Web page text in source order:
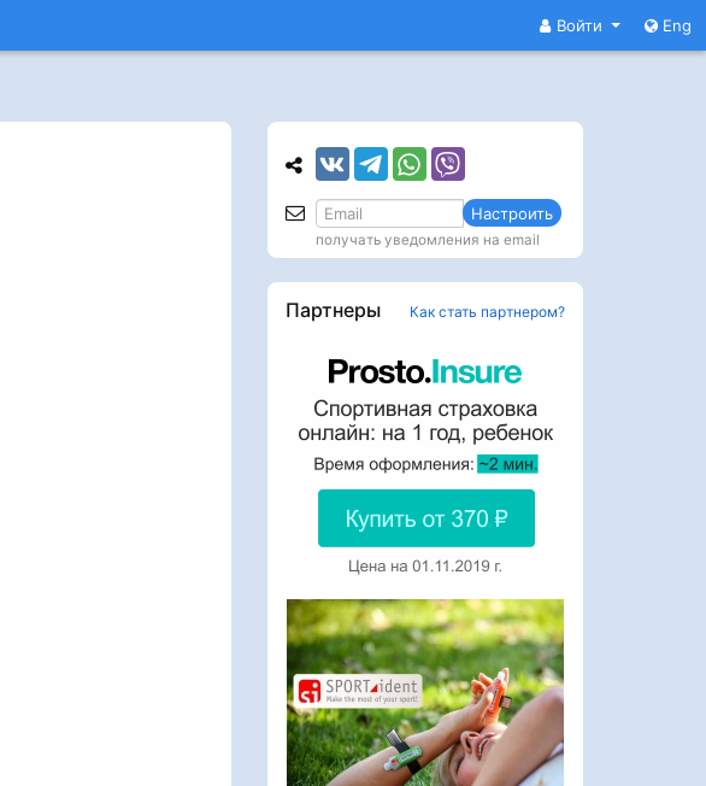
Войти Eng
Настроить
получать уведомления на email
Партнеры Как стать партнером?